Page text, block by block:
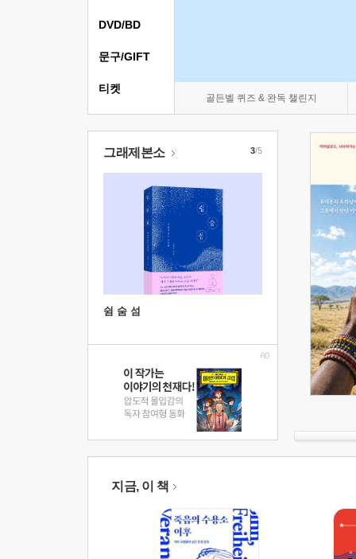
골든벨 퀴즈 & 완독 챌린지
DVD/BD
문구/GIFT
티켓
그래제본소
쉼 숨 섬
3/5
지금, 이 책